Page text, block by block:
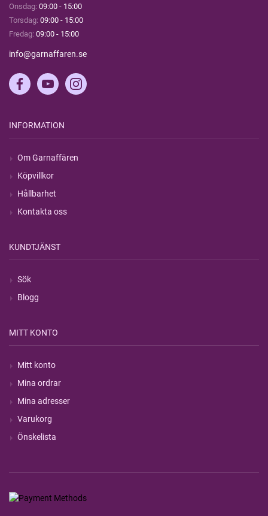
Onsdag: 09:00 - 15:00
Torsdag: 09:00 - 15:00
Fredag: 09:00 - 15:00
info@garnaffaren.se
INFORMATION
Om Garnaffären
Köpvillkor
Hållbarhet
Kontakta oss
KUNDTJÄNST
Sök
Blogg
MITT KONTO
Mitt konto
Mina ordrar
Mina adresser
Varukorg
Önskelista